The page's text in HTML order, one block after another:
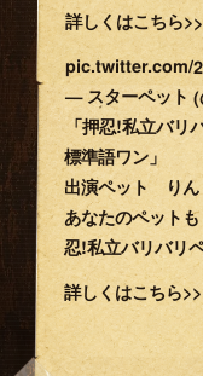
詳しくはこちら>>
pic.twitter.com/
— スターペット
「押忍!私立バリ
標準語ワン」
出演ペット り
あなたのペット
忍!私立バリバリ
詳しくはこちら>>